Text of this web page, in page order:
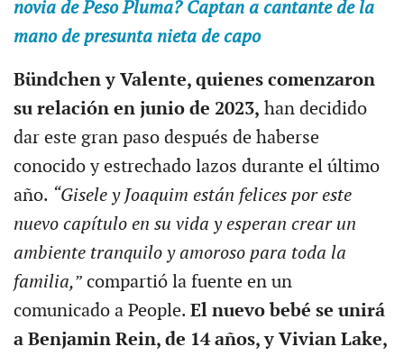
novia de Peso Pluma? Captan a cantante de la
mano de presunta nieta de capo
Bündchen y Valente, quienes comenzaron
su relación en junio de 2023, han decidido
dar este gran paso después de haberse
conocido y estrechado lazos durante el último
año. “Gisele y Joaquim están felices por este
nuevo capítulo en su vida y esperan crear un
ambiente tranquilo y amoroso para toda la
familia,” compartió la fuente en un
comunicado a People. El nuevo bebé se unirá
a Benjamin Rein, de 14 años, y Vivian Lake,